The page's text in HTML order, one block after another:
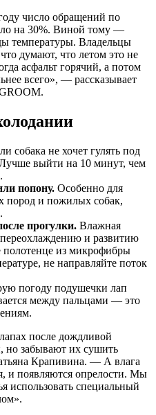
число обращений по
на 30%. Виной тому —
температуры. Владельцы
думают, что летом это не
асфальт горячий, а потом
всего», — рассказывает
собака не хочет гулять под
выйти на 10 минут, чем
попону. Особенно для
пород и пожилых собак,
прогулки. Влажная
и развитию
полотенце из микрофибры
не направляйте поток
погоду подушечки лап
между пальцами — это
после дождливой
забывают их сушить
Крапивина. — А влага
и появляются опрелости. Мы
использовать специальный